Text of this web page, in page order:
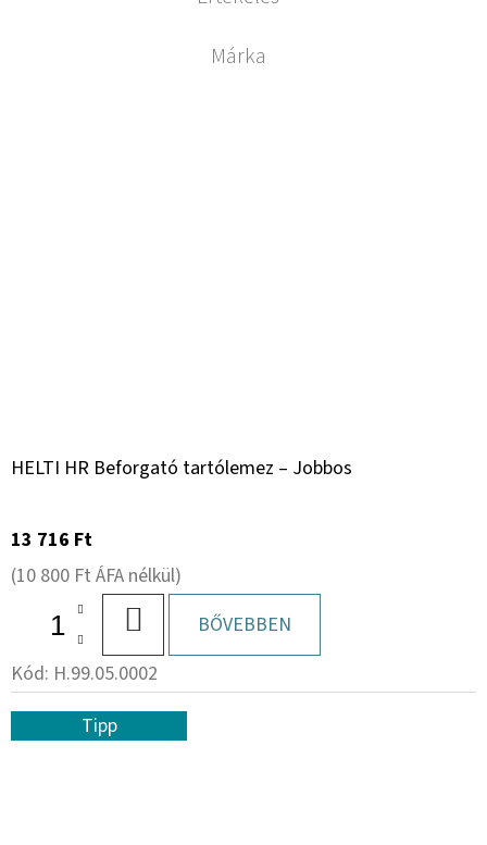
Márka
HELTI HR Beforgató tartólemez – Jobbos
13 716 Ft
(10 800 Ft ÁFA nélkül)
KOSÁRBABŐVEBBEN
Kód: H.99.05.0002
Tipp